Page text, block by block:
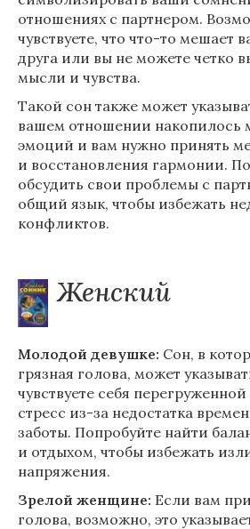
отношениях с партнером.
чувствуете, что что-то мешает
друга или вы не можете четко
мысли и чувства.
Такой сон также может
вашем отношении накопилось
эмоций и вам нужно принять
и восстановления гармонии.
обсудить свои проблемы с
общий язык, чтобы избежать
конфликтов.
Женский
Молодой девушке: Сон, в
грязная голова, может
чувствуете себя
стресс из-за недостатка
заботы. Попробуйте найти
и отдыхом, чтобы избежать
напряжения.
Зрелой женщине: Если вам
голова, возможно, это